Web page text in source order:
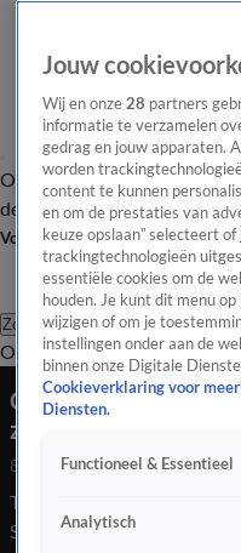
OverzichtAfleveringen
de redactieNieuwsbrief
Volg Shownieuws
Zoeken
OverzichtEntertainment
Gooische Vrouwen-
zangcarrière
8 juni 2026, 09:48
Tommy van Lent, bekend
Shownieuws over zijn
Jouw
Wij en onze 28 partners
informatie te verzamelen
gedrag en jouw apparaten.
worden
content te kunnen
en om de prestaties van
keuze opslaan” selecteert
trackingtechnologieën
essentiële cookies om de
houden. Je kunt dit menu
wijzigen of om je
instellingen onder aan de
binnen onze Digitale
Cookieverklaring voor
Diensten.
Functioneel & Essentieel
Analytisch